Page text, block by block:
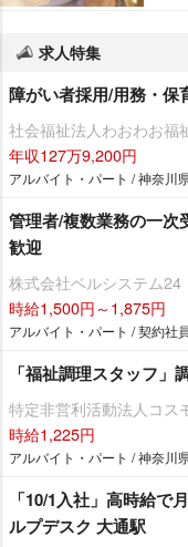
求人特集
障がい者採用/用務・保
社会福祉法人わおわお福
年収127万9,200円
アルバイト・パート / 神奈川
管理者/複数業務の一次
歓迎
株式会社ベルシステム24
時給1,500円～1,875円
アルバイト・パート / 契約社
「福祉調理スタッフ
特定非営利活動法人コス
時給1,225円
アルバイト・パート / 神奈川
「10/1入社」高時給で
ルプデスク 大通駅